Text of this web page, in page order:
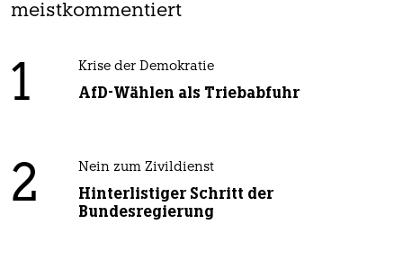
meistkommentiert
1 Krise der Demokratie
AfD-Wählen als Triebabfuhr
2 Nein zum Zivildienst
Hinterlistiger Schritt der
Bundesregierung